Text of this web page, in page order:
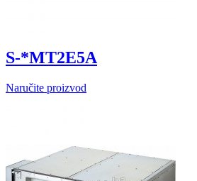
S-*MT2E5A
Naručite proizvod